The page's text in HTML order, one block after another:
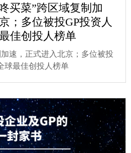
买菜”跨区域复制加
；多位被投GP投资人
佳创投人榜单
速，正式进入北京；多位被投
球最佳创投人榜单